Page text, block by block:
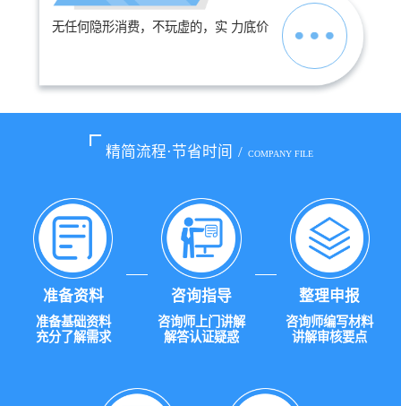
无任何隐形消费，不玩虚的，实 力底价
精简流程·节省时间 / COMPANY FILE
准备资料
准备基础资料
充分了解需求
咨询指导
咨询师上门讲解
解答认证疑惑
整理申报
咨询师编写材料
讲解审核要点